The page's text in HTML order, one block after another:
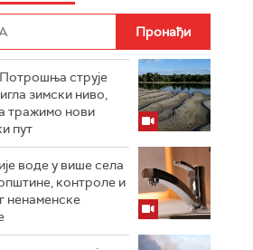
струје
зимски ниво,
тражимо нови
пут
воде у више села
контроле и
ненаменске